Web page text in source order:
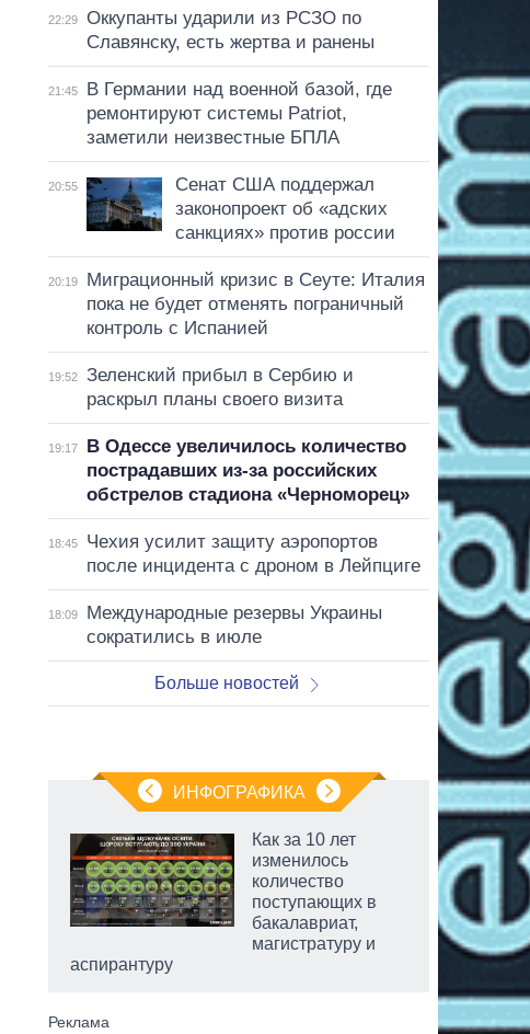
22:29
Оккупанты ударили из РСЗО по
Славянску, есть жертва и ранены
21:45
В Германии над военной базой, где
ремонтируют системы Patriot,
заметили неизвестные БПЛА
20:55
Сенат США поддержал
законопроект об «адских
санкциях» против россии
20:19
Миграционный кризис в Сеуте: Италия
пока не будет отменять пограничный
контроль с Испанией
19:52
Зеленский прибыл в Сербию и
раскрыл планы своего визита
19:17
В Одессе увеличилось количество
пострадавших из-за российских
обстрелов стадиона «Черноморец»
18:45
Чехия усилит защиту аэропортов
после инцидента с дроном в Лейпциге
18:09
Международные резервы Украины
сократились в июле
Больше новостей
ИНФОГРАФИКА
Как за 10 лет
изменилось
количество
поступающих в
бакалавриат,
магистратуру и
аспирантуру